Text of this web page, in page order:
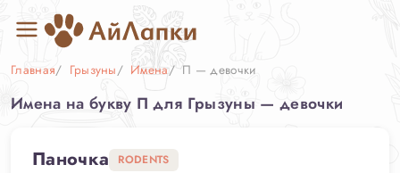
Главная Грызуны Имена П — девочки
Имена на букву П для Грызуны — девочки
Паночка RODENTS